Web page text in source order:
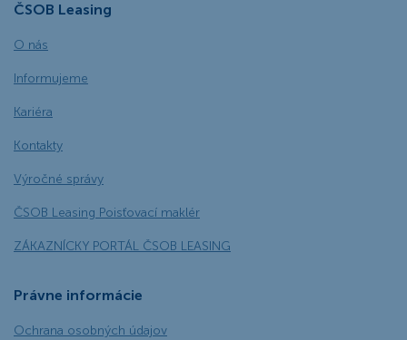
ČSOB Leasing
O nás
Informujeme
Kariéra
Kontakty
Výročné správy
ČSOB Leasing Poisťovací maklér
ZÁKAZNÍCKY PORTÁL ČSOB LEASING
Právne informácie
Ochrana osobných údajov